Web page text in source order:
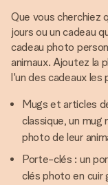
Que vous cherchiez
jours ou un cadeau
cadeau photo
animaux. Ajoutez la
l'un des cadeaux les
Mugs et articles
classique, un mug
photo de leur
Porte-clés : un
clés photo en cuir